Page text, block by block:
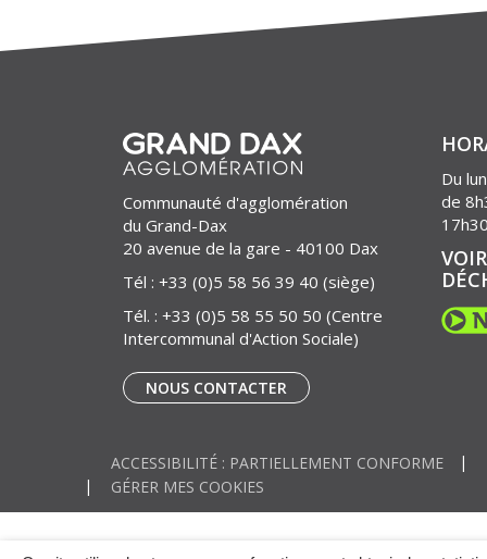
Communauté d'agglomération
du Grand-Dax
20 avenue de la gare - 40100 Dax
Tél :+33 (0)5 58 56 39 40 (siège)
Tél. :+33 (0)5 58 55 50 50 (Centre
Intercommunal d'Action Sociale)
NOUS CONTACTER
Du
de
ACCESSIBILITÉ : PARTIELLEMENT CONFORME
GÉRER MES COOKIES